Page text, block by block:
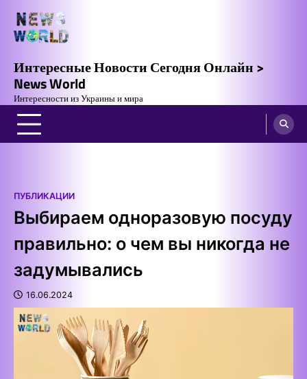
content
Интересные Новости Сегодня Онлайн >
News World
Интересности из Украины и мира
ПУБЛИКАЦИИ
Выбираем одноразовую посуду
правильно: о чем вы никогда не
задумывались
16.06.2024